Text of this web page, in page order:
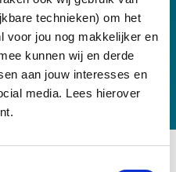
technieken) om het
voor jou nog makkelijker en
kunnen wij en derde
aan jouw interesses en
media. Lees hierover